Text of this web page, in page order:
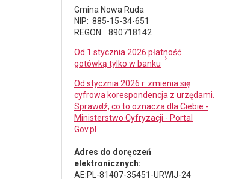
Gmina Nowa Ruda
NIP: 885-15-34-651
REGON: 890718142
Od 1 stycznia 2026 płatność
gotówką tylko w banku
Od stycznia 2026 r. zmienia się
cyfrowa korespondencja z urzędami.
Sprawdź, co to oznacza dla Ciebie -
Ministerstwo Cyfryzacji - Portal
Gov.pl
Adres do doręczeń
elektronicznych:
AE:PL-81407-35451-URWIJ-24